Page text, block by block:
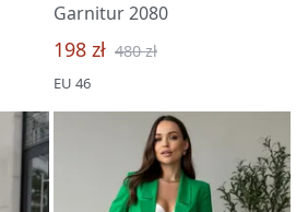
Garnitur 2080
198 zł 480 zł
EU 46